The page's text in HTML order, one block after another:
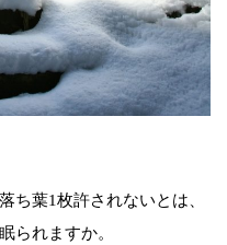
葉1枚許されないとは、
られますか。